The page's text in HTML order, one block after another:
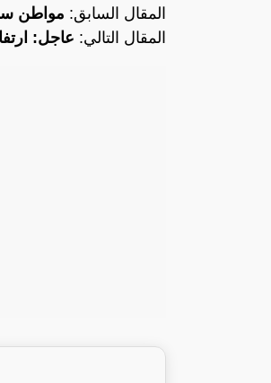
المقال السابق: مواطن
المقال التالي: عاجل: